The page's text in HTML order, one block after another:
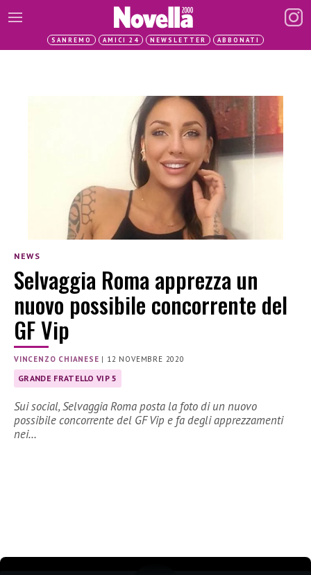
SANREMO AMICI 24 NEWSLETTER ABBONATI
NEWS
Selvaggia Roma apprezza un
nuovo possibile concorrente del
GF Vip
VINCENZO CHIANESE | 12 NOVEMBRE 2020
GRANDE FRATELLO VIP 5
Sui social, Selvaggia Roma posta la foto di un nuovo
possibile concorrente del GF Vip e fa degli apprezzamenti
nei…